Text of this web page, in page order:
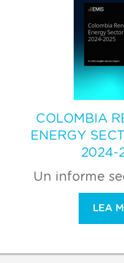
COLOMBIA
ENERGY
2024-
Un informe
LEA